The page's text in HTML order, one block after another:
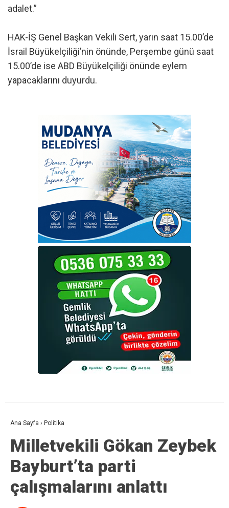
adalet.”
HAK-İŞ Genel Başkan Vekili Sert, yarın saat 15.00’de
İsrail Büyükelçiliği’nin önünde, Perşembe günü saat
15.00’de ise ABD Büyükelçiliği önünde eylem
yapacaklarını duyurdu.
Ana Sayfa › Politika
Milletvekili Gökan Zeybek
Bayburt’ta parti
çalışmalarını anlattı